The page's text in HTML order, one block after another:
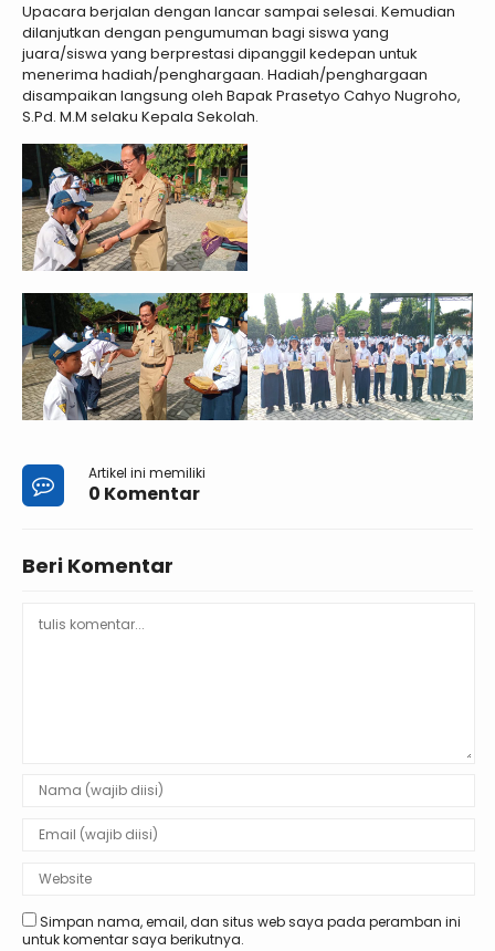
Upacara berjalan dengan lancar sampai selesai. Kemudian
dilanjutkan dengan pengumuman bagi siswa yang
juara/siswa yang berprestasi dipanggil kedepan untuk
menerima hadiah/penghargaan. Hadiah/penghargaan
disampaikan langsung oleh Bapak Prasetyo Cahyo Nugroho,
S.Pd. M.M selaku Kepala Sekolah.
Artikel ini memiliki
0 Komentar
Beri Komentar
Simpan nama, email, dan situs web saya pada peramban ini
untuk komentar saya berikutnya.